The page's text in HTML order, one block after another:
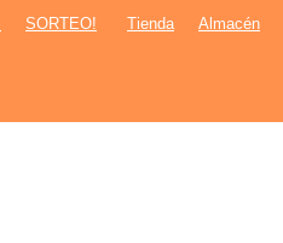
SORTEO! Tienda Almacén